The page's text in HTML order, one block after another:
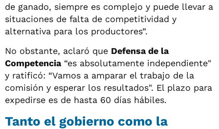
de ganado, siempre es complejo y puede llevar a
situaciones de falta de competitividad y
alternativa para los productores”.
No obstante, aclaró que Defensa de la
Competencia“es absolutamente independiente"
y ratificó: “Vamos a amparar el trabajo de la
comisión y esperar los resultados". El plazo para
expedirse es de hasta 60 días hábiles.
Tanto el gobierno como la